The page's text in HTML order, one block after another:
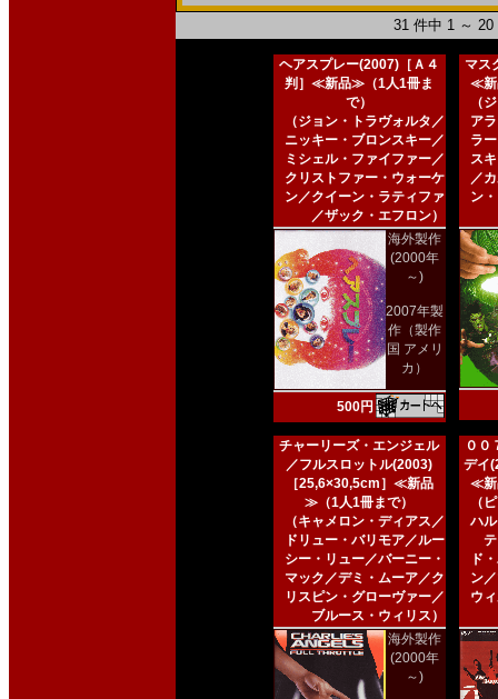
31 件中 1 ～
ヘアスプレー(2007)［Ａ４
判］≪新品≫（1人1冊ま
で）
（ジョン・トラヴォルタ／
ニッキー・ブロンスキー／
ミシェル・ファイファー／
クリストファー・ウォーケ
ン／クイーン・ラティファ
／ザック・エフロン）
海外製作
(2000年
～)
2007年製
作（製作
国 アメリ
カ）
500円
マス
≪新
（
ア
ラ
ス
／
ン
チャーリーズ・エンジェル
／フルスロットル(2003)
［25,6×30,5cm］≪新品
≫（1人1冊まで）
（キャメロン・ディアス／
ドリュー・バリモア／ルー
シー・リュー／バーニー・
マック／デミ・ムーア／ク
リスピン・グローヴァー／
ブルース・ウィリス）
海外製作
(2000年
～)
００
デイ
≪新
（
ハ
ド
ン
ウ